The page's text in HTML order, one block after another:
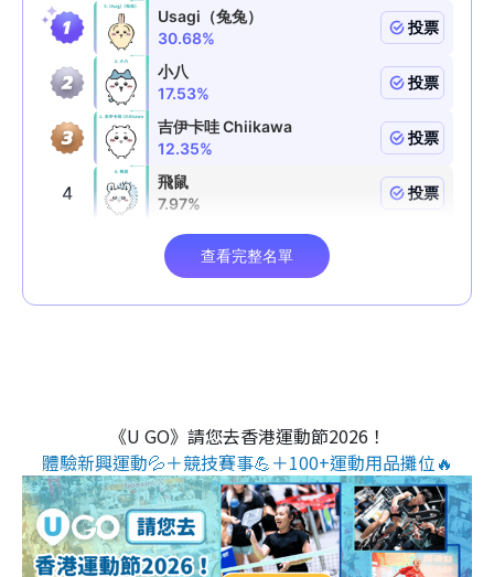
《U GO》請您去香港運動節2026！
體驗新興運動💦＋競技賽事💪＋100+運動用品攤位🔥